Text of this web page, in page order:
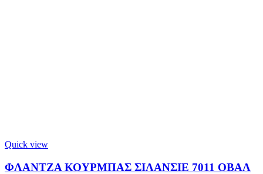
Quick view
ΦΛΑΝΤΖΑ ΚΟΥΡΜΠΑΣ ΣΙΛΑΝΣΙΕ 7011 ΟΒΑΛ